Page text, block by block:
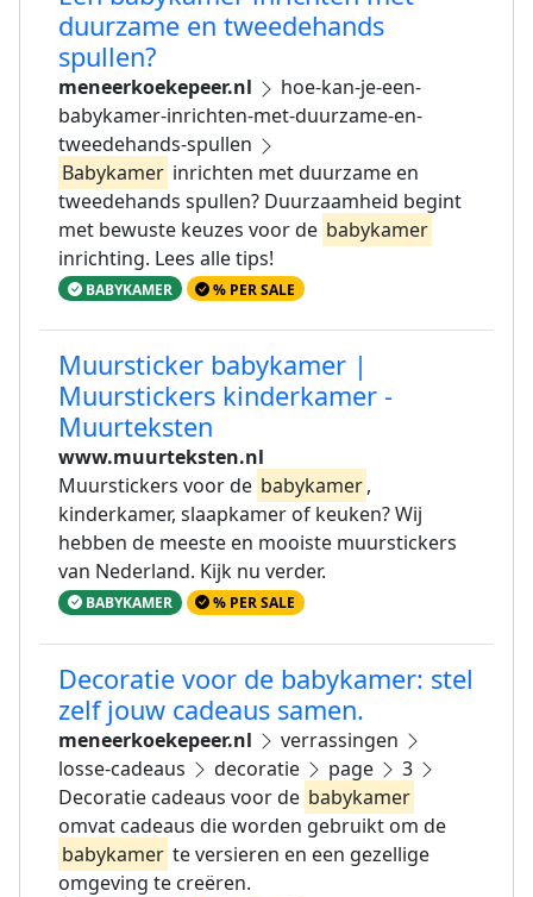
duurzame en tweedehands
spullen?
meneerkoekepeer.nl
hoe-kan-je-een-
babykamer-inrichten-met-duurzame-en-
tweedehands-spullen
Babykamer inrichten met duurzame en
tweedehands spullen? Duurzaamheid begint
met bewuste keuzes voor de babykamer
inrichting. Lees alle tips!
BABYKAMER % PER SALE
Muursticker babykamer |
Muurstickers kinderkamer -
Muurteksten
www.muurteksten.nl
Muurstickers voor de babykamer,
kinderkamer, slaapkamer of keuken? Wij
hebben de meeste en mooiste muurstickers
van Nederland. Kijk nu verder.
BABYKAMER % PER SALE
Decoratie voor de babykamer: stel
zelf jouw cadeaus samen.
meneerkoekepeer.nl
verrassingen
losse-cadeaus
decoratie page
3
Decoratie cadeaus voor de babykamer
omvat cadeaus die worden gebruikt om de
babykamer te versieren en een gezellige
omgeving te creëren.